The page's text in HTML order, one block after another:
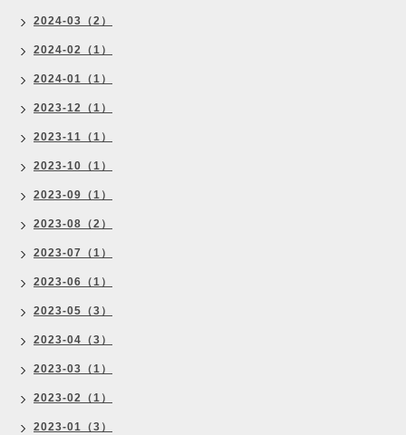
2024-03（2）
2024-02（1）
2024-01（1）
2023-12（1）
2023-11（1）
2023-10（1）
2023-09（1）
2023-08（2）
2023-07（1）
2023-06（1）
2023-05（3）
2023-04（3）
2023-03（1）
2023-02（1）
2023-01（3）